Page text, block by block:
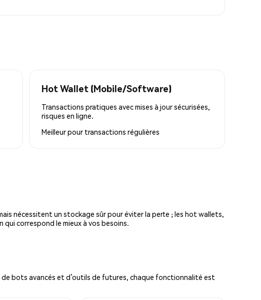
Hot Wallet (Mobile/Software)
Transactions pratiques avec mises à jour sécurisées,
risques en ligne.
Meilleur pour transactions régulières
nécessitent un stockage sûr pour éviter la perte ; les hot wallets,
correspond le mieux à vos besoins.
bots avancés et d’outils de futures, chaque fonctionnalité est